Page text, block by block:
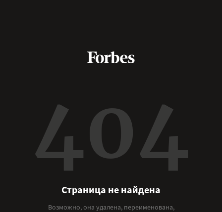
404
Страница не найдена
Возможно, она удалена, переименована,